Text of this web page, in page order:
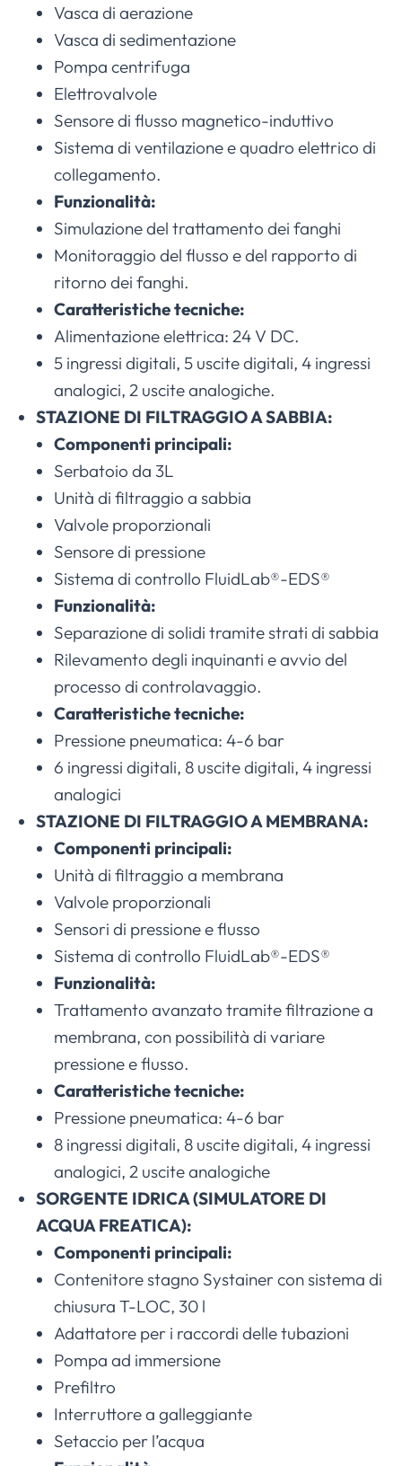
Vasca di aerazione
Vasca di sedimentazione
Pompa centrifuga
Elettrovalvole
Sensore di flusso magnetico-induttivo
Sistema di ventilazione e quadro elettrico di
collegamento.
Funzionalità:
Simulazione del trattamento dei fanghi
Monitoraggio del flusso e del rapporto di
ritorno dei fanghi.
Caratteristiche tecniche:
Alimentazione elettrica: 24 V DC.
5 ingressi digitali, 5 uscite digitali, 4 ingressi
analogici, 2 uscite analogiche.
STAZIONE DI FILTRAGGIO A SABBIA:
Componenti principali:
Serbatoio da 3L
Unità di filtraggio a sabbia
Valvole proporzionali
Sensore di pressione
Sistema di controllo FluidLab®-EDS®
Funzionalità:
Separazione di solidi tramite strati di sabbia
Rilevamento degli inquinanti e avvio del
processo di controlavaggio.
Caratteristiche tecniche:
Pressione pneumatica: 4-6 bar
6 ingressi digitali, 8 uscite digitali, 4 ingressi
analogici
STAZIONE DI FILTRAGGIO A MEMBRANA:
Componenti principali:
Unità di filtraggio a membrana
Valvole proporzionali
Sensori di pressione e flusso
Sistema di controllo FluidLab®-EDS®
Funzionalità:
Trattamento avanzato tramite filtrazione a
membrana, con possibilità di variare
pressione e flusso.
Caratteristiche tecniche:
Pressione pneumatica: 4-6 bar
8 ingressi digitali, 8 uscite digitali, 4 ingressi
analogici, 2 uscite analogiche
SORGENTE IDRICA (SIMULATORE DI
ACQUA FREATICA):
Componenti principali:
Contenitore stagno Systainer con sistema di
chiusura T-LOC, 30 l
Adattatore per i raccordi delle tubazioni
Pompa ad immersione
Prefiltro
Interruttore a galleggiante
Setaccio per l’acqua